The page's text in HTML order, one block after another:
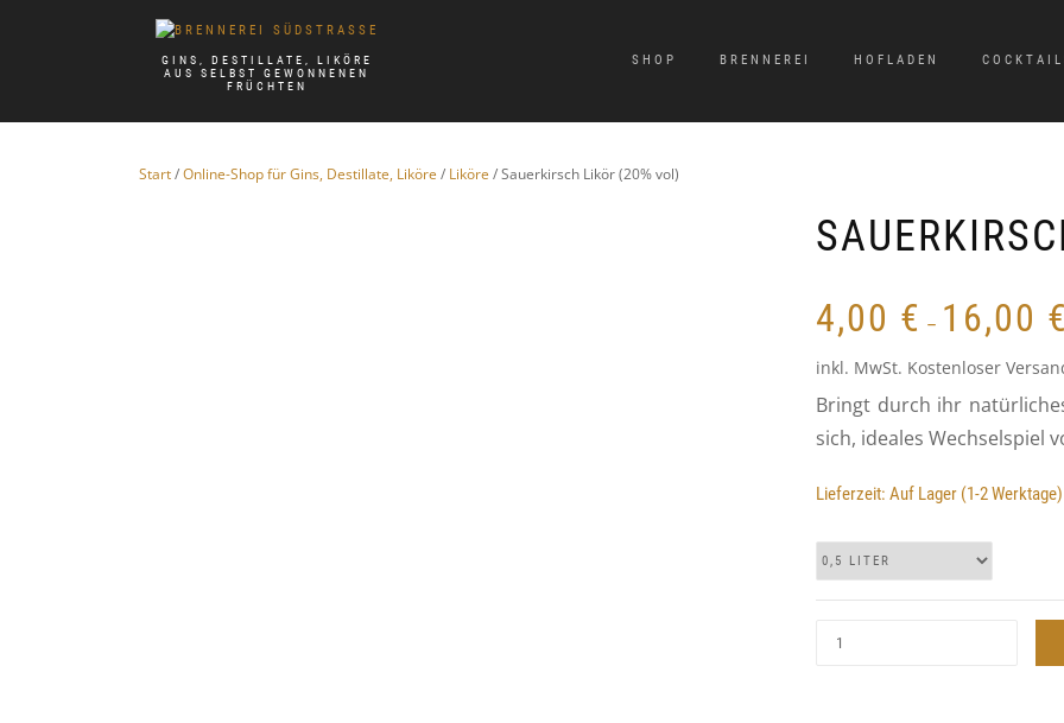
GINS, DESTILLATE, LIKÖRE
AUS SELBST GEWONNENEN
FRÜCHTEN
SHOP BRENNEREI HOFLADEN
Start/Online-Shop für Gins, Destillate, Liköre / Liköre / Sauerkirsch Likör (20% vol)
4,00 € – 16,00 €
inkl. MwSt. Kostenloser
Bringt durch ihr
sich, ideales Wechselspiel
Lieferzeit: Auf Lager (1-2 Werktage)